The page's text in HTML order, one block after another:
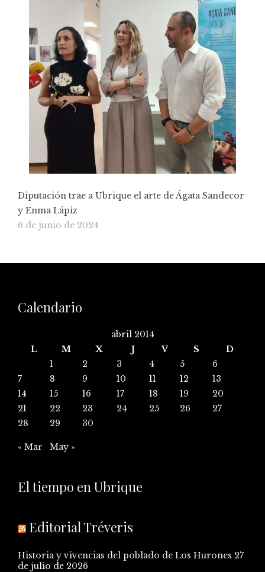
Diputación trae a Ubrique el arte de Ágata Sandecor
y Enma Lápiz
6 de junio de 2024
Calendario
abril 2014
L
M X J V S
D
1
2 3 4 5
6
7
8 9 10 11 12
13
14
15 16 17 18 19
20
21
22 23 24 25 26
27
28
29 30
« Mar May »
El tiempo en Ubrique
Editorial Tréveris
Historia y vivencias del poblado de Los Hurones 27
de julio de 2026